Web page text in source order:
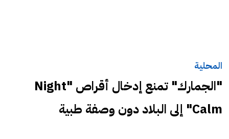
المحلية
"الجمارك" تمنع إدخال أقراص "Night
Calm" إلى البلاد دون وصفة طبية